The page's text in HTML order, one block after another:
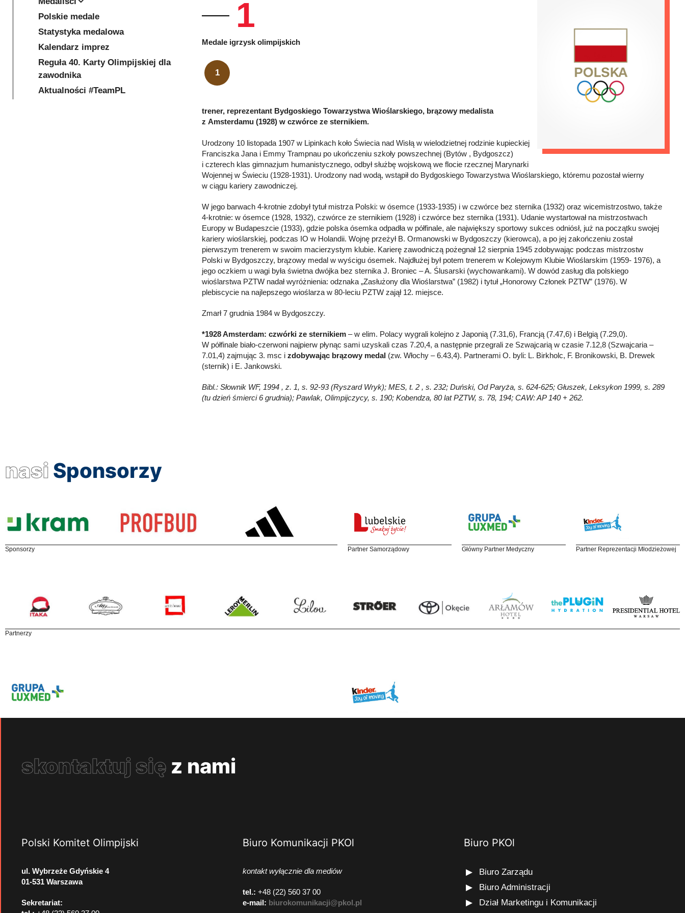
1
Medale igrzysk olimpijskich
1
trener, reprezentant Bydgoskiego Towarzystwa Wioślarskiego, brązowy medalista
z Amsterdamu (1928) w czwórce ze sternikiem.
Urodzony 10 listopada 1907 w Lipinkach koło Świecia nad Wisłą w wielodzietnej rodzinie kupieckiej
Franciszka Jana i Emmy Trampnau po ukończeniu szkoły powszechnej (Bytów , Bydgoszcz)
i czterech klas gimnazjum humanistycznego, odbył służbę wojskową we flocie rzecznej Marynarki
Wojennej w Świeciu (1928-1931). Urodzony nad wodą, wstąpił do Bydgoskiego Towarzystwa Wioślarskiego, któremu pozostał wierny
w ciągu kariery zawodniczej.
W jego barwach 4-krotnie zdobył tytuł mistrza Polski: w ósemce (1933-1935) i w czwórce bez sternika (1932) oraz wicemistrzostwo, także
4-krotnie: w ósemce (1928, 1932), czwórce ze sternikiem (1928) i czwórce bez sternika (1931). Udanie wystartował na mistrzostwach
Europy w Budapeszcie (1933), gdzie polska ósemka odpadła w półfinale, ale największy sportowy sukces odniósł, już na początku swojej
kariery wioślarskiej, podczas IO w Holandii. Wojnę przeżył B. Ormanowski w Bydgoszczy (kierowca), a po jej zakończeniu został
pierwszym trenerem w swoim macierzystym klubie. Karierę zawodniczą pożegnał 12 sierpnia 1945 zdobywając podczas mistrzostw
Polski w Bydgoszczy, brązowy medal w wyścigu ósemek. Najdłużej był potem trenerem w Kolejowym Klubie Wioślarskim (1959- 1976), a
jego oczkiem u wagi była świetna dwójka bez sternika J. Broniec – A. Ślusarski (wychowankami). W dowód zasług dla polskiego
wioślarstwa PZTW nadał wyróżnienia: odznaka „Zasłużony dla Wioślarstwa” (1982) i tytuł „Honorowy Członek PZTW” (1976). W
plebiscycie na najlepszego wioślarza w 80-leciu PZTW zajął 12. miejsce.
Zmarł 7 grudnia 1984 w Bydgoszczy.
*1928 Amsterdam: czwórki ze sternikiem – w elim. Polacy wygrali kolejno z Japonią (7.31,6), Francją (7.47,6) i Belgią (7.29,0).
W półfinale biało-czerwoni najpierw płynąc sami uzyskali czas 7.20,4, a następnie przegrali ze Szwajcarią w czasie 7.12,8 (Szwajcaria –
7.01,4) zajmując 3. msc i zdobywając brązowy medal (zw. Włochy – 6.43,4). Partnerami O. byli: L. Birkholc, F. Bronikowski, B. Drewek
(sternik) i E. Jankowski.
Bibl.: Słownik WF, 1994 , z. 1, s. 92-93 (Ryszard Wryk); MES, t. 2 , s. 232; Duński, Od Paryża, s. 624-625; Głuszek, Leksykon 1999, s. 289
(tu dzień śmierci 6 grudnia); Pawlak, Olimpijczycy, s. 190; Kobendza, 80 lat PZTW, s. 78, 194; CAW: AP 140 + 262.
Polskie medale
Statystyka medalowa
Kalendarz imprez
Reguła 40. Karty Olimpijskiej dla
zawodnika
Aktualności #TeamPL
nasi Sponsorzy
Sponsorzy Partner Samorządowy Główny Partner Medyczny Partner Reprezentacji Młodzieżowej
Partnerzy
skontaktuj się z nami
Polski Komitet Olimpijski
ul. Wybrzeże Gdyńskie 4
01-531 Warszawa
Sekretariat:
Biuro Komunikacji PKOl
kontakt wyłącznie dla mediów
tel.: +48 (22) 560 37 00
e-mail: biurokomunikacji@pkol.pl
Biuro PKOl
Biuro Zarządu
Biuro Administracji
Dział Marketingu i Komunikacji